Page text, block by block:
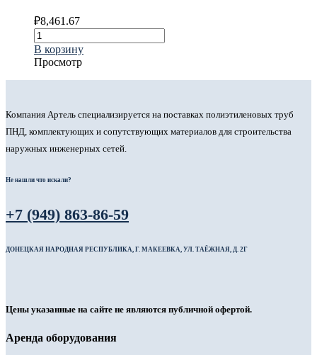
₽8,461.67
В корзину
Просмотр
Компания Артель специализируется на поставках полиэтиленовых труб
ПНД, комплектующих и сопутствующих материалов для строительства
наружных инженерных сетей.
Не нашли что искали?
+7 (949) 863-86-59
ДОНЕЦКАЯ НАРОДНАЯ РЕСПУБЛИКА, Г. МАКЕЕВКА, УЛ. ТАЁЖНАЯ, Д. 2Г
Цены указанные на сайте не являются публичной офертой.
Аренда оборудования